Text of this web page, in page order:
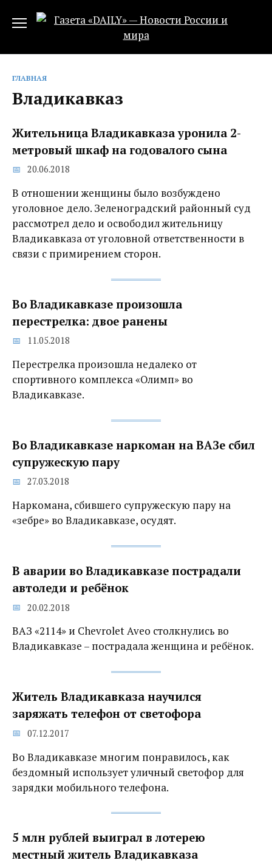
ГЛАВНАЯ
Владикавказ
Жительница Владикавказа уронила 2-
метровый шкаф на годовалого сына
20.06.2018
В отношении женщины было возбуждено
уголовное дело. Зеленоградский районный суд
рассмотрел дело и освободил жительницу
Владикавказа от уголовной ответственности в
связи с примирением сторон.
Во Владикавказе произошла
перестрелка: двое ранены
11.05.2018
Перестрелка произошла недалеко от
спортивного комплекса «Олимп» во
Владикавказе.
Во Владикавказе наркоман на ВАЗе сбил
супружескую пару
27.03.2018
Наркомана, сбившего супружескую пару на
«зебре» во Владикавказе, осудят.
В аварии во Владикавказе пострадали
автоледи и ребёнок
20.02.2018
ВАЗ «2114» и Chevrolet Aveo столкнулись во
Владикавказе – пострадала женщина и ребёнок.
Житель Владикавказа научился
заряжать телефон от светофора
07.12.2017
Во Владикавказе многим понравилось, как
бездомный использует уличный светофор для
зарядки мобильного телефона.
5 млн рублей выиграл в лотерею
местный житель Владикавказа